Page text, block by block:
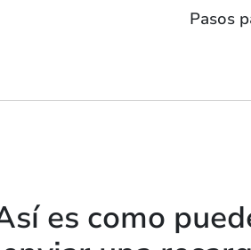
Pasos
es como